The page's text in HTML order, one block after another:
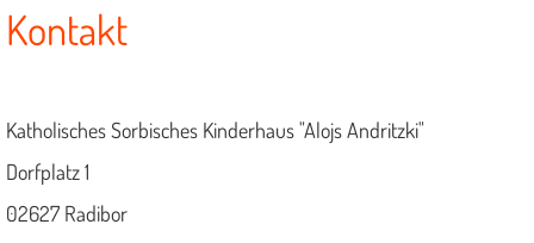
Kontakt
Katholisches Sorbisches Kinderhaus "Alojs Andritzki"
Dorfplatz 1
02627 Radibor